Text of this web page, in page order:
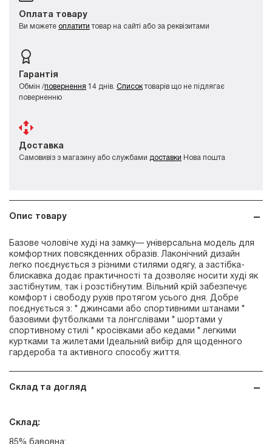
Оплата товару
Ви можете оплатити товар на сайті або за реквізитами
Гарантія
Обмін /повернення 14 днів. Списоктоварів що не підлягає
поверненню
Доставка
Самовивіз з магазину або службами доставки Нова пошта
Опис товару
Базове чоловіче худі на замку— універсальна модель для
комфортних повсякденних образів. Лаконічний дизайн
легко поєднується з різними стилями одягу, а застібка-
блискавка додає практичності та дозволяє носити худі як
застібнутим, так і розстібнутим. Вільний крій забезпечує
комфорт і свободу рухів протягом усього дня. Добре
поєднується з: * джинсами або спортивними штанами *
базовими футболками та лонгслівами * шортами у
спортивному стилі * кросівками або кедами * легкими
куртками та жилетами Ідеальний вибір для щоденного
гардероба та активного способу життя.
Склад та догляд
Склад: